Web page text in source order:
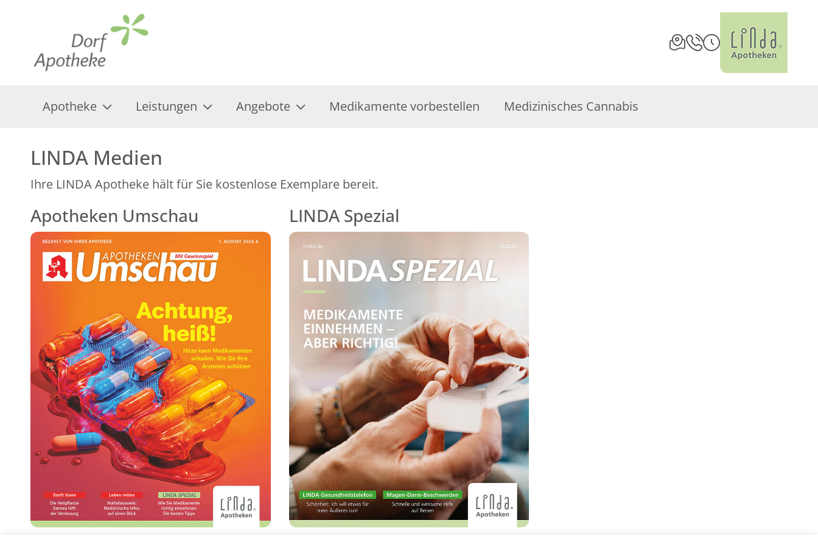
Apotheke Leistungen Angebote Medikamente vorbestellen Medizinisches Cannabis
LINDA Medien
Ihre LINDA Apotheke hält für Sie kostenlose Exemplare bereit.
Apotheken Umschau LINDA Spezial